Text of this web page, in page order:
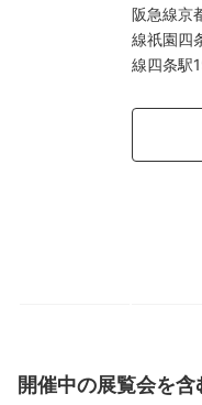
阪急線京
線祇園四
線四条駅
開催中の展覧会を